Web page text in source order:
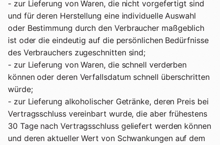
- zur Lieferung von Waren, die nicht vorgefertigt sind
und für deren Herstellung eine individuelle Auswahl
oder Bestimmung durch den Verbraucher maßgeblich
ist oder die eindeutig auf die persönlichen Bedürfnisse
des Verbrauchers zugeschnitten sind;
- zur Lieferung von Waren, die schnell verderben
können oder deren Verfallsdatum schnell überschritten
würde;
- zur Lieferung alkoholischer Getränke, deren Preis bei
Vertragsschluss vereinbart wurde, die aber frühestens
30 Tage nach Vertragsschluss geliefert werden können
und deren aktueller Wert von Schwankungen auf dem